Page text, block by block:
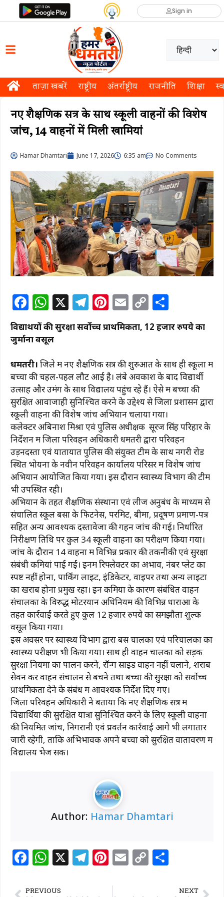
Sign in
ताज़ा खबरें राष्ट्रीय अंतर्राष्ट्रीय राजनीति शिक्षा
नए शैक्षणिक सत्र के साथ स्कूली वाहनों की विशेष
जांच, 14 वाहनों में मिली खामियां
Hamar Dhamtari June 17, 2026 6:35 am No Comments
F
c
b
o
o
k
W
h
at
s
A
p
p
X T
el
e
ra
m
Pi
n
te
st
E
ai
C
o
p
Li
n
k
ar
विद्यार्थियों की सुरक्षा सर्वाेच्च प्राथमिकता, 12 हजार रुपये का
जुर्माना वसूल
धमतरी। जिले में नए शैक्षणिक सत्र की शुरुआत के साथ ही स्कूलों में
बच्चों की चहल-पहल लौट आई है। लंबे अवकाश के बाद विद्यार्थी
उत्साह और उमंग के साथ विद्यालय पहुंच रहे हैं। ऐसे में बच्चों की
सुरक्षित आवाजाही सुनिश्चित करने के उद्देश्य से जिला प्रशासन द्वारा
स्कूली वाहनों की विशेष जांच अभियान चलाया गया।
कलेक्टर अबिनाश मिश्रा एवं पुलिस अधीक्षक सूरज सिंह परिहार के
निर्देशन में जिला परिवहन अधिकारी धमतरी द्वारा परिवहन
उड़नदस्ता एवं यातायात पुलिस की संयुक्त टीम के साथ नगरी रोड
स्थित भोयना के नवीन परिवहन कार्यालय परिसर में विशेष जांच
अभियान आयोजित किया गया। इस दौरान स्वास्थ्य विभाग की टीम
भी उपस्थित रही।
अभियान के तहत शैक्षणिक संस्थानों एवं लीज अनुबंध के माध्यम से
संचालित स्कूल बसों के फिटनेस, परमिट, बीमा, प्रदूषण प्रमाण-पत्र
सहित अन्य आवश्यक दस्तावेजों की गहन जांच की गई। निर्धारित
निरीक्षण तिथि पर कुल 34 स्कूली वाहनों का परीक्षण किया गया।
जांच के दौरान 14 वाहनों में विभिन्न प्रकार की तकनीकी एवं सुरक्षा
संबंधी कमियां पाई गईं। इनमें रिफ्लेक्टर का अभाव, नंबर प्लेट का
स्पष्ट नहीं होना, पार्किंग लाइट, इंडिकेटर, वाइपर तथा अन्य लाइटों
का खराब होना प्रमुख रहा। इन कमियों के कारण संबंधित वाहन
संचालकों के विरुद्ध मोटरयान अधिनियम की विभिन्न धाराओं के
तहत कार्रवाई करते हुए कुल 12 हजार रुपये का समझौता शुल्क
वसूल किया गया।
इस अवसर पर स्वास्थ्य विभाग द्वारा बस चालकों एवं परिचालकों का
स्वास्थ्य परीक्षण भी किया गया। साथ ही वाहन चालकों को सड़क
सुरक्षा नियमों का पालन करने, रॉन्ग साइड वाहन नहीं चलाने, शराब
सेवन कर वाहन संचालन से बचने तथा बच्चों की सुरक्षा को सर्वाेच्च
प्राथमिकता देने के संबंध में आवश्यक निर्देश दिए गए।
जिला परिवहन अधिकारी ने बताया कि नए शैक्षणिक सत्र में
विद्यार्थियों की सुरक्षित यात्रा सुनिश्चित करने के लिए स्कूली वाहनों
की नियमित जांच, निगरानी एवं प्रवर्तन कार्रवाई आगे भी लगातार
जारी रहेगी, ताकि अभिभावक अपने बच्चों को सुरक्षित वातावरण में
विद्यालय भेज सकें।
Author: Hamar Dhamtari
F
c
W
at
X T Pi
te
E C
ar
PREVIOUS NEXT